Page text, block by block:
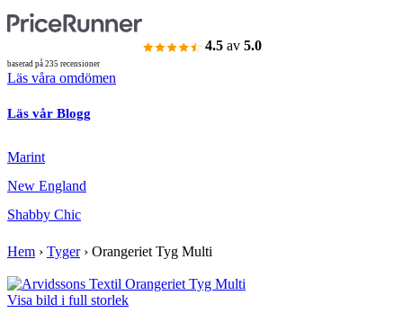
4.5 av 5.0
baserad på 235 recensioner
Läs våra omdömen
Läs vår Blogg
Marint
New England
Shabby Chic
Hem › Tyger› Orangeriet Tyg Multi
Visa bild i full storlek